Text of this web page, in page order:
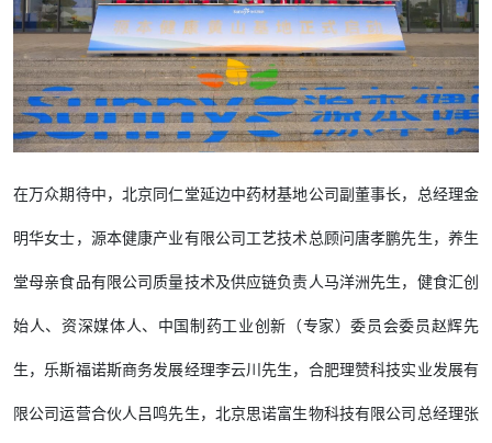
在万众期待中，北京同仁堂延边中药材基地公司副董事长，总经理金
明华女士，源本健康产业有限公司工艺技术总顾问唐孝鹏先生，养生
堂母亲食品有限公司质量技术及供应链负责人马洋洲先生，健食汇创
始人、资深媒体人、中国制药工业创新（专家）委员会委员赵辉先
生，乐斯福诺斯商务发展经理李云川先生，合肥理赞科技实业发展有
限公司运营合伙人吕鸣先生，北京思诺富生物科技有限公司总经理张